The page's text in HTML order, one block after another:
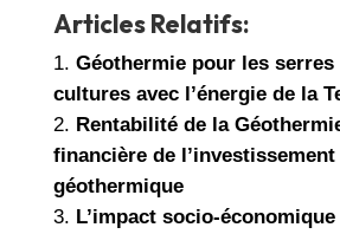
Articles Relatifs:
Géothermie pour les
cultures avec l’énergie de la
Rentabilité de la
financière de l’investissement
géothermique
L’impact socio-économique